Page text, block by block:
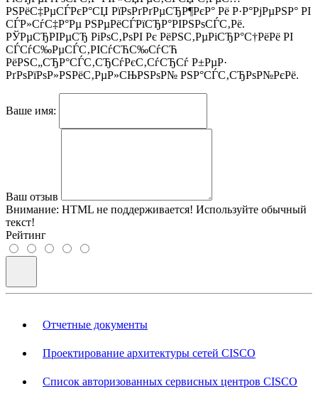
РЅРёС‡РµСЃРєР°СЏ РїРѕРґРґРµСЂР¶РєР° Рё Р·Р°РјРµРЅР° РІ
СЃР»СѓС‡Р°Рµ РЅРµРёСЃРїСЂР°РІРЅРѕСЃС‚Рё.
РЎРµСЂРІРµСЂ РіРѕС‚РѕРІ Рє РёРЅС‚РµРіСЂР°С†РёРё РІ
СЃСѓС‰РµСЃС‚РІСѓСЋС‰СѓСЋ
РёРЅС„СЂР°СЃС‚СЂСѓРєС‚СѓСЂСѓ Р±РµР·
РґРѕРїРѕР»РЅРёС‚РµР»СЊРЅРѕР№ РЅР°СЃС‚СЂРѕР№РєРё.
Ваше имя:
Ваш отзыв
Внимание: HTML не поддерживается! Используйте обычный
текст!
Рейтинг
Отчетные документы
Проектирование архитектуры сетей CISCO
Список авторизованных сервисных центров CISCO